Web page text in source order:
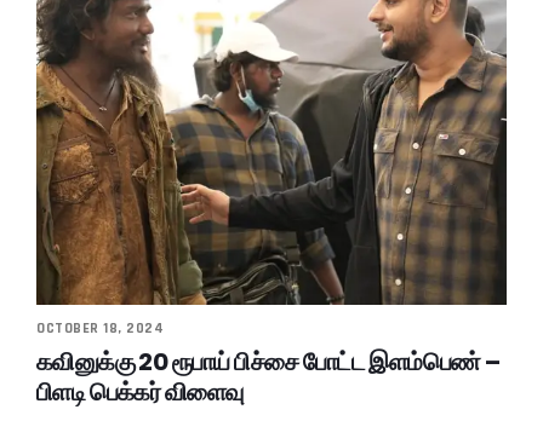
OCTOBER 18, 2024
கவினுக்கு 20 ரூபாய் பிச்சை போட்ட இளம்பெண் –
பிளடி பெக்கர் விளைவு